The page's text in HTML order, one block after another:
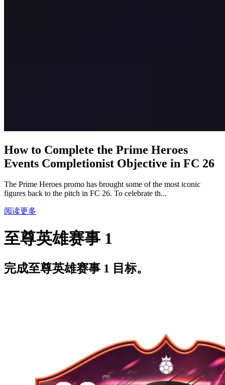
How to Complete the Prime Heroes
Events Completionist Objective in FC 26
The Prime Heroes promo has brought some of the most iconic
figures back to the pitch in FC 26. To celebrate th...
阅读更多
至尊英雄赛事 1
完成至尊英雄赛事 1 目标。